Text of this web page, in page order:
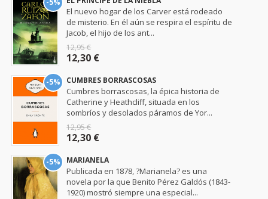
-5%
El nuevo hogar de los Carver está rodeado
de misterio. En él aún se respira el espíritu de
Jacob, el hijo de los ant...
12,95 €
12,30 €
-5% CUMBRES BORRASCOSAS
Cumbres borrascosas, la épica historia de
Catherine y Heathcliff, situada en los
sombríos y desolados páramos de Yor...
12,95 €
12,30 €
-5% MARIANELA
Publicada en 1878, ?Marianela? es una
novela por la que Benito Pérez Galdós (1843-
1920) mostró siempre una especial...